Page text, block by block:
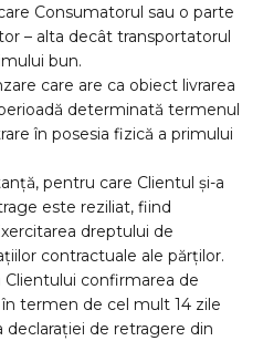
Consumatorul sau o parte
– alta decât transportatorul
bun.
care are ca obiect livrarea
determinată termenul
în posesia fizică a primului
pentru care Clientul și-a
este reziliat, fiind
dreptului de
contractuale ale părților.
Clientului confirmarea de
termen de cel mult 14 zile
declarației de retragere din